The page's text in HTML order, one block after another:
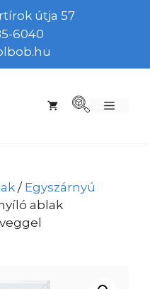
útja 57
6040
Menü
/ Egyszárnyú
ablak